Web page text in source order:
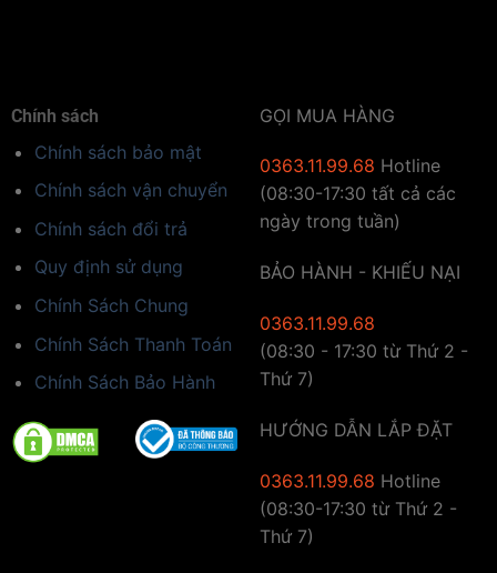
Chính sách
Chính sách bảo mật
Chính sách vận chuyển
Chính sách đổi trả
Quy định sử dụng
Chính Sách Chung
Chính Sách Thanh Toán
Chính Sách Bảo Hành
GỌI MUA HÀNG
0363.11.99.68 Hotline
(08:30-17:30 tất cả các
ngày trong tuần)
BẢO HÀNH - KHIẾU NẠI
0363.11.99.68
(08:30 - 17:30 từ Thứ 2 -
Thứ 7)
HƯỚNG DẪN LẮP ĐẶT
0363.11.99.68 Hotline
(08:30-17:30 từ Thứ 2 -
Thứ 7)